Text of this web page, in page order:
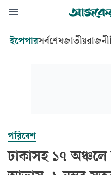
ইপেপারসর্বশেষজাতীয়
পরিবেশ
ঢাকাসহ ১৭ অঞ্চলে